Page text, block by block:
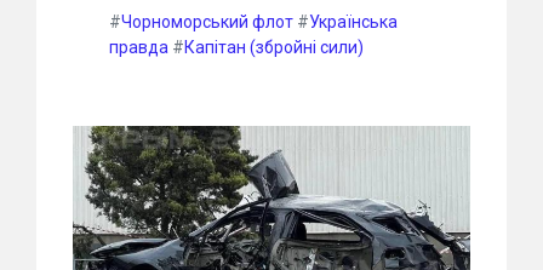
#Чорноморський флот #Українська
правда #Капітан (збройні сили)